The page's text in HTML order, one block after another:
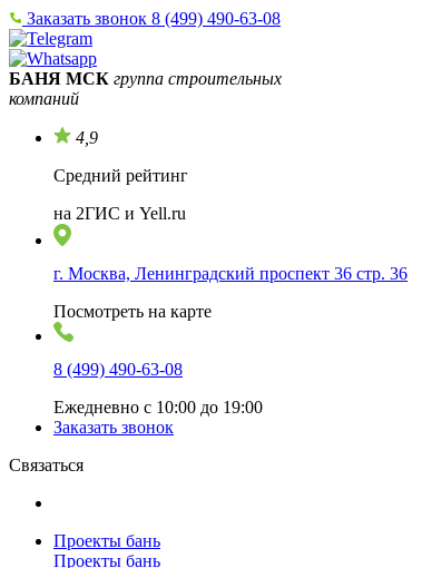
Заказать звонок 8 (499) 490-63-08
БАНЯ МСК группа строительных
компаний
4,9
Средний рейтинг
на 2ГИС и Yell.ru
г. Москва, Ленинградский проспект 36 стр. 36
Посмотреть на карте
8 (499) 490-63-08
Ежедневно с 10:00 до 19:00
Заказать звонок
Связаться
Проекты бань
Проекты бань